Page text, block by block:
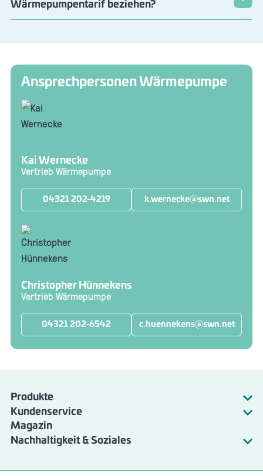
Wärmepumpentarif beziehen?
Ansprechpersonen Wärmepumpe
Kai Wernecke
Vertrieb Wärmepumpe
04321 202-4219 k.wernecke@swn.net
Christopher Hünnekens
Vertrieb Wärmepumpe
04321 202-6542 c.huennekens@swn.net
Produkte
Strom
Gas
Fernwärme
Kundenservice
Energie & Wasser
Verkehr
Magazin
Nachhaltigkeit & Soziales
Angebote & Services